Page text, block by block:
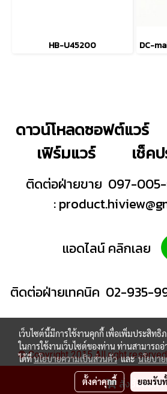
สั่งซื้อสินค้า
HB-U45200
ดาวน์โหลดซอฟต์แวร์
เฟิร์มแวร์
เช็ค
ติดต่อฝ่ายขาย 097-005-
:
แอดไลน์ คลิกเลย
ติดต่อฝ่ายเทคนิค 02-935-
© Copyright 2015 All right
ผู้เข้าชมวันนี้
เว็บไซต์นี้มีการใช้งานคุกกี้ เพื่อเพิ่มประสิท
ในการใช้งานเว็บไซต์ของท่าน ท่านสามารถ
ได้ที่นโยบายความเป็นส่วนตัวและนโยบา
ตั้งค่าคุกกี้ ยอมรับ